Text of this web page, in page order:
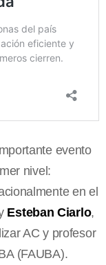
evento
nivel:
en el
Esteban Ciarlo,
AC y profesor
(FAUBA).